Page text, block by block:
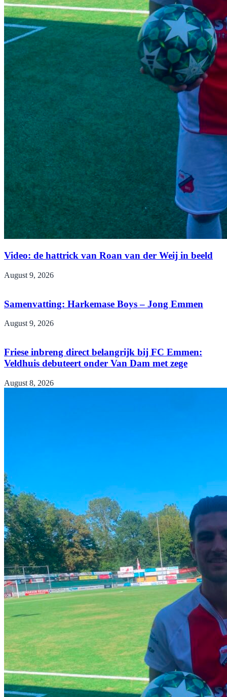
Video: de hattrick van Roan van der Weij in beeld
August 9, 2026
Samenvatting: Harkemase Boys – Jong Emmen
August 9, 2026
Friese inbreng direct belangrijk bij FC Emmen:
Veldhuis debuteert onder Van Dam met zege
August 8, 2026